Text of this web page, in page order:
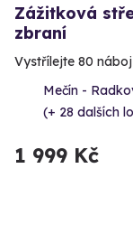
Zážitková
zbraní
Vystřílejte 80
Mečín -
(+ 28 dalších
1 999 Kč